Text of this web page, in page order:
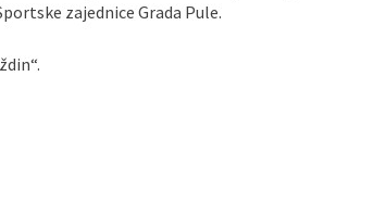
zajednice Grada Pule.